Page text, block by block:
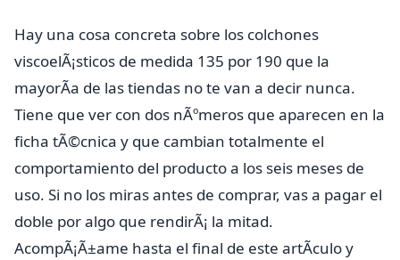
Hay una cosa concreta sobre los colchones
viscoelÃ¡sticos de medida 135 por 190 que la
mayorÃ­a de las tiendas no te van a decir nunca.
Tiene que ver con dos nÃºmeros que aparecen en la
ficha tÃ©cnica y que cambian totalmente el
comportamiento del producto a los seis meses de
uso. Si no los miras antes de comprar, vas a pagar el
doble por algo que rendirÃ¡ la mitad.
AcompÃ¡Ã±ame hasta el final de este artÃ­culo y